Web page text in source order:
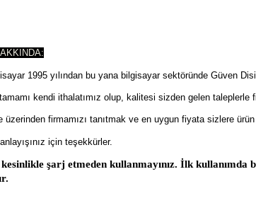
1995 yılından bu yana bilgisayar sektöründe Güven
kendi ithalatımız olup, kalitesi sizden gelen
üzerinden firmamızı tanıtmak ve en uygun fiyata sizlere
için teşekkürler.
kesinlikle şarj etmeden kullanmayınız. İlk